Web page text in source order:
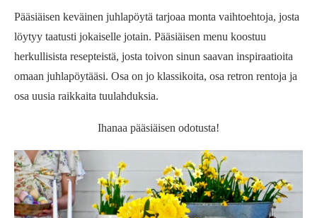
Pääsiäisen keväinen juhlapöytä tarjoaa monta vaihtoehtoja, josta
löytyy taatusti jokaiselle jotain. Pääsiäisen menu koostuu
herkullisista resepteistä, josta toivon sinun saavan inspiraatioita
omaan juhlapöytääsi. Osa on jo klassikoita, osa retron rentoja ja
osa uusia raikkaita tuulahduksia.
Ihanaa pääsiäisen odotusta!